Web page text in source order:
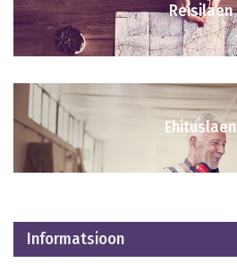
Reisilaen
Ehituslaen
Informatsioon